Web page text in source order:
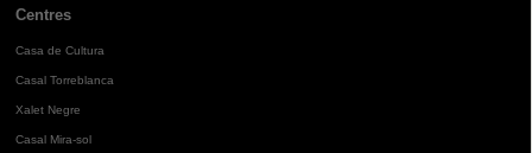
Centres
Casa de Cultura
Casal Torreblanca
Xalet Negre
Casal Mira-sol